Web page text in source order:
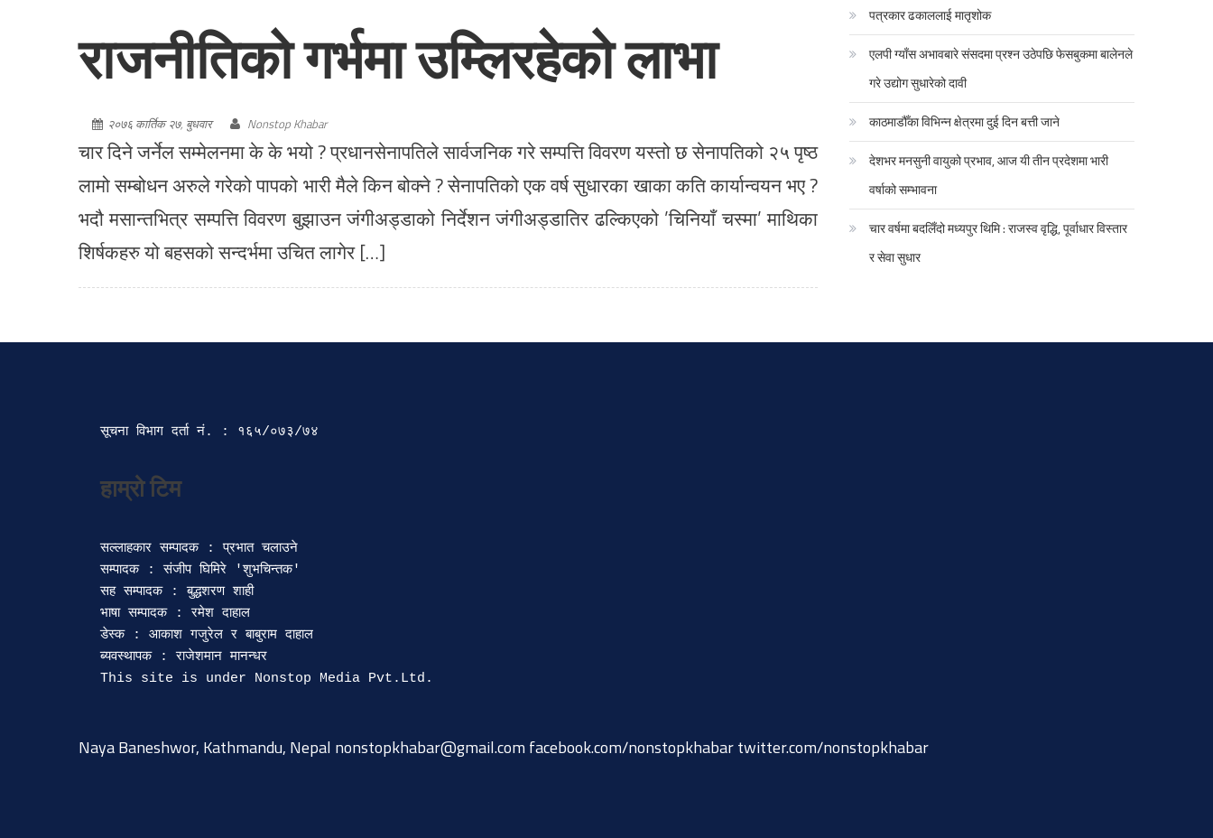
राजनीतिको गर्भमा उम्लिरहेको लाभा
२०७६ कार्तिक २७, बुधवार Nonstop Khabar
चार दिने जर्नेल सम्मेलनमा के के भयो ? प्रधानसेनापतिले सार्वजनिक गरे सम्पत्ति विवरण यस्तो छ सेनापतिको २५ पृष्ठ
लामो सम्बोधन अरुले गरेको पापको भारी मैले किन बोक्ने ? सेनापतिको एक वर्ष सुधारका खाका कति कार्यान्वयन भए ?
भदौ मसान्तभित्र सम्पत्ति विवरण बुझाउन जंगीअड्डाको निर्देशन जंगीअड्डातिर ढल्किएको ’चिनियाँ चस्मा’ माथिका
शिर्षकहरु यो बहसको सन्दर्भमा उचित लागेर […]
पत्रकार ढकाललाई मातृशोक
एलपी ग्याँस अभावबारे संसदमा प्रश्न उठेपछि फेसबुकमा बालेनले
गरे उद्योग सुधारेको दावी
काठमाडौँका विभिन्न क्षेत्रमा दुई दिन बत्ती जाने
देशभर मनसुनी वायुको प्रभाव, आज यी तीन प्रदेशमा भारी
वर्षाको सम्भावना
चार वर्षमा बदलिँदो मध्यपुर थिमि : राजस्व वृद्धि, पूर्वाधार विस्तार
र सेवा सुधार
सूचना विभाग दर्ता‍ नं. : १६५/०७३/७४
हाम्रो टिम
सल्लाहकार सम्पादक : प्रभात चलाउने
सम्पादक : संजीप घिमिरे 'शुभचिन्तक'
सह सम्पादक : बुद्धशरण शाही
भाषा सम्पादक : रमेश दाहाल
डेस्क : आकाश गजुरेल र बाबुराम दाहाल
ब्यवस्थापक : राजेशमान मानन्धर
Naya Baneshwor, Kathmandu, Nepal nonstopkhabar@gmail.com facebook.com/nonstopkhabar twitter.com/nonstopkhabar